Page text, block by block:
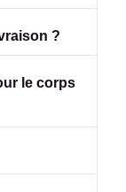
?
le corps